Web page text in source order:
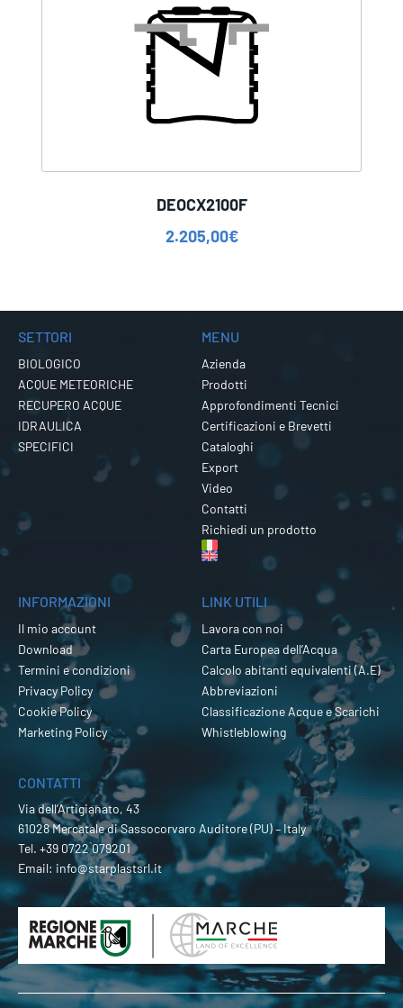
DEOCX2100F
2.205,00€
SETTORI
BIOLOGICO
ACQUE METEORICHE
RECUPERO ACQUE
IDRAULICA
SPECIFICI
MENU
Azienda
Prodotti
Approfondimenti Tecnici
Certificazioni e Brevetti
Cataloghi
Export
Video
Contatti
Richiedi un prodotto
INFORMAZIONI
Il mio account
Download
Termini e condizioni
Privacy Policy
Cookie Policy
Marketing Policy
LINK UTILI
Lavora con noi
Carta Europea dell’Acqua
Calcolo abitanti equivalenti (A.E)
Abbreviazioni
Classificazione Acque e Scarichi
Whistleblowing
CONTATTI
Via dell’Artigianato, 43
61028 Mercatale di Sassocorvaro Auditore (PU) – Italy
Tel. +39 0722 079201
Email: info@starplastsrl.it